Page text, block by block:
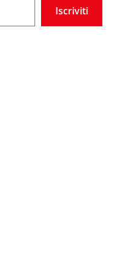
Iscriviti